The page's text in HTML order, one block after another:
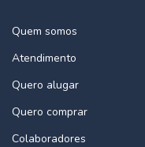
Quem somos
Atendimento
Quero alugar
Quero comprar
Colaboradores